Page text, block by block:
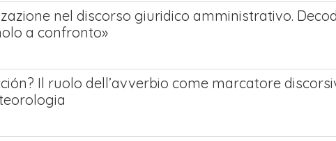
nel discorso giuridico amministrativo.
a confronto»
Il ruolo dell’avverbio come marcatore